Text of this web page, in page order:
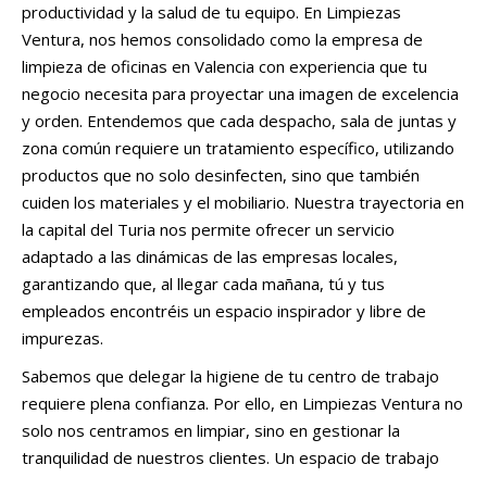
productividad y la salud de tu equipo. En Limpiezas
Ventura, nos hemos consolidado como la empresa de
limpieza de oficinas en Valencia con experiencia que tu
negocio necesita para proyectar una imagen de excelencia
y orden. Entendemos que cada despacho, sala de juntas y
zona común requiere un tratamiento específico, utilizando
productos que no solo desinfecten, sino que también
cuiden los materiales y el mobiliario. Nuestra trayectoria en
la capital del Turia nos permite ofrecer un servicio
adaptado a las dinámicas de las empresas locales,
garantizando que, al llegar cada mañana, tú y tus
empleados encontréis un espacio inspirador y libre de
impurezas.
Sabemos que delegar la higiene de tu centro de trabajo
requiere plena confianza. Por ello, en Limpiezas Ventura no
solo nos centramos en limpiar, sino en gestionar la
tranquilidad de nuestros clientes. Un espacio de trabajo